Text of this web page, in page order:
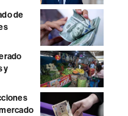
de
y